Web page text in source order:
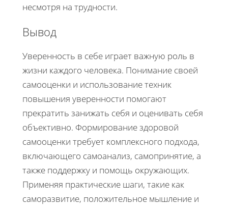
несмотря на трудности.
Вывод
Уверенность в себе играет важную роль в
жизни каждого человека. Понимание своей
самооценки и использование техник
повышения уверенности помогают
прекратить занижать себя и оценивать себя
объективно. Формирование здоровой
самооценки требует комплексного подхода,
включающего самоанализ, самопринятие, а
также поддержку и помощь окружающих.
Применяя практические шаги, такие как
саморазвитие, положительное мышление и